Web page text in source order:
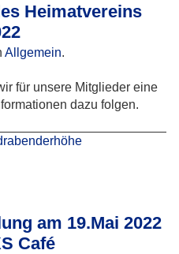
Heimatvereins
Allgemein.
für unsere Mitglieder eine
dazu folgen.
am 19.Mai 2022
Café